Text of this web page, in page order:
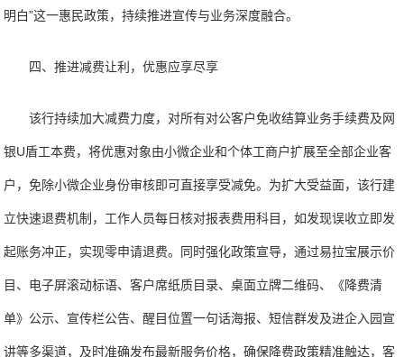
明白”这一惠民政策，持续推进宣传与业务深度融合。
四、推进减费让利，优惠应享尽享
该行持续加大减费力度，对所有对公客户免收结算业务手续费及网
银U盾工本费，将优惠对象由小微企业和个体工商户扩展至全部企业客
户，免除小微企业身份审核即可直接享受减免。为扩大受益面，该行建
立快速退费机制，工作人员每日核对报表费用科目，如发现误收立即发
起账务冲正，实现零申请退费。同时强化政策宣导，通过易拉宝展示价
目、电子屏滚动标语、客户席纸质目录、桌面立牌二维码、《降费清
单》公示、宣传栏公告、醒目位置一句话海报、短信群发及进企入园宣
讲等多渠道，及时准确发布最新服务价格，确保降费政策精准触达，客